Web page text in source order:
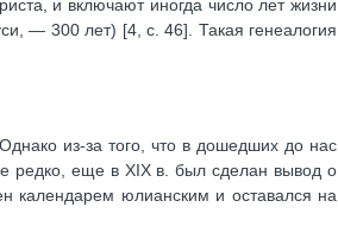
и включают иногда число лет жизни
— 300 лет) [4, с. 46]. Такая генеалогия
из-за того, что в дошедших до нас
редко, еще в XIX в. был сделан вывод о
календарем юлианским и оставался на